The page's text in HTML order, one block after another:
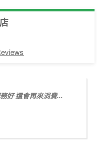
好 還會再來消費...